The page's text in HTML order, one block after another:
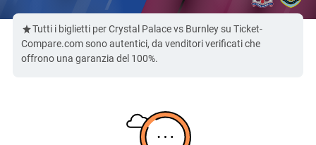
Tutti i biglietti per Crystal Palace vs Burnley su Ticket-
Compare.com sono autentici, da venditori verificati che
offrono una garanzia del 100%.